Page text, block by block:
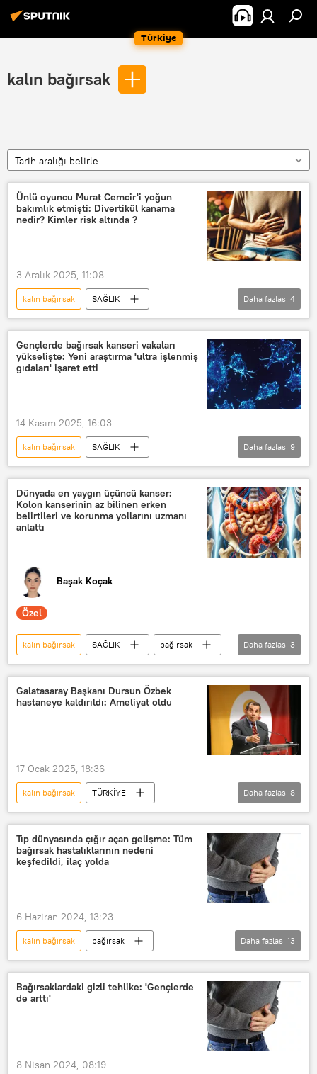
Türkiye
kalın bağırsak
Tarih aralığı belirle
Ünlü oyuncu Murat Cemcir'i yoğun
bakımlık etmişti: Divertikül kanama
nedir? Kimler risk altında ?
3 Aralık 2025, 11:08
kalın bağırsak
SAĞLIK
Murat Cemcir
Divertikül kanama
Divertikül kanama belirtileri
Divertikül kanama nedir
Daha fazlası 4
Gençlerde bağırsak kanseri vakaları
yükselişte: Yeni araştırma 'ultra işlenmiş
gıdaları' işaret etti
14 Kasım 2025, 16:03
kalın bağırsak
SAĞLIK
Sağlıklı beslenme
Sağlıklı yaşam
bağırsak
bağırsak kanseri
FAP
Bilim, Sanayi ve Teknoloji Bakanlığı
aşırı işlenmiş gıdalar (UPF)
Daha fazlası 9
Dünyada en yaygın üçüncü kanser:
Kolon kanserinin az bilinen erken
belirtileri ve korunma yollarını uzmanı
anlattı
Başak Koçak
Özel
kalın bağırsak SAĞLIK
bağırsak
bağırsak kanseri
kolorektal kanser
kolon kanseri
Daha fazlası 3
Galatasaray Başkanı Dursun Özbek
hastaneye kaldırıldı: Ameliyat oldu
17 Ocak 2025, 18:36
kalın bağırsak
TÜRKİYE
Dursun Özbek
Galatasaray
Galatasaray Sportif AŞ
Galatasaray Spor Kulübü
Daha fazlası 8
Tıp dünyasında çığır açan gelişme: Tüm
bağırsak hastalıklarının nedeni
keşfedildi, ilaç yolda
6 Haziran 2024, 13:23
kalın bağırsak
bağırsak
bağırsak tıkanıklığı
YAŞAM
iltihap
iltihap önleyici madde
ilaç
İltihabi bağırsak hastalığı
Daha fazlası 13
Bağırsaklardaki gizli tehlike: 'Gençlerde
de arttı'
8 Nisan 2024, 08:19